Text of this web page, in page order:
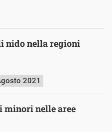
nido nella regioni
2021
minori nelle aree